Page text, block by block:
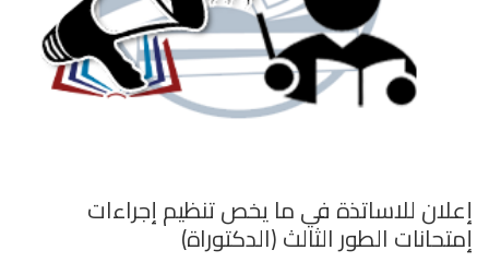
إعلان للاساتذة في ما يخص تنظيم إجراءات
إمتحانات الطور الثالث (الدكتوراة)